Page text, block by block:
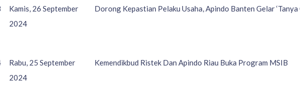
Kamis, 26 September
2024
Dorong Kepastian Pelaku Usaha, Apindo Banten Gelar ‘Tanya
Rabu, 25 September
2024
Kemendikbud Ristek Dan Apindo Riau Buka Program MSIB